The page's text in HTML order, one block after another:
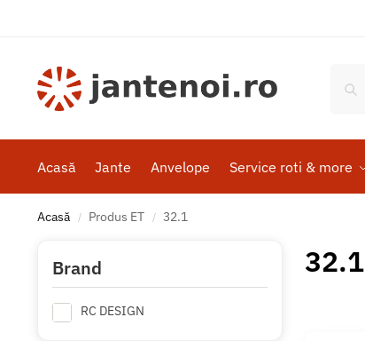
Acasă Jante Anvelope Service roti & more
Acasă / Produs ET / 32.1
32.1
Brand
RC DESIGN